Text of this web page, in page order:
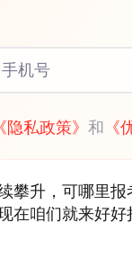
手机号
《隐私政策》和 《
攀升，可哪里
在咱们就来好好